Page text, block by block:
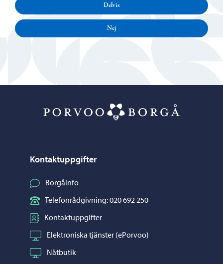
Delvis
Nej
Kontaktuppgifter
Borgåinfo
Telefonrådgivning: 020 692 250
Kontaktuppgifter
Elektroniska tjänster (ePorvoo)
Nätbutik